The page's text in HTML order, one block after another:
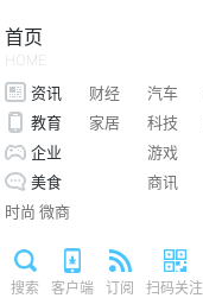
首页
HOME
资讯 财经 汽车
教育
家居 科技
企业
游戏
美食
商讯
时尚 微商
搜索 客户端 订阅 扫码关注